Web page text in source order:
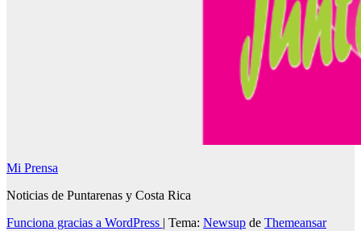
Mi Prensa
Noticias de Puntarenas y Costa Rica
Funciona gracias a WordPress | Tema: Newsup de Themeansar